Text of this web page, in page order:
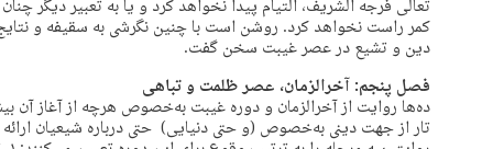
تعالی فرجه الشریف، التیام پیدا نخواهد کرد و یا به تعبیر دیگر
کمر راست نخواهد کرد. روشن است با چنین نگرشی به سقیفه و
دین و تشیع در عصر غیبت سخن گفت.
فصل پنجم: آخرالزمان، عصر ظلمت و تباهی
ده‌ها روایت از آخرالزمان و دوره غیبت به‌خصوص هرچه از آغاز آن
تار از جهت دینی به‌خصوص (و حتی دنیایی) حتی درباره شیعیان